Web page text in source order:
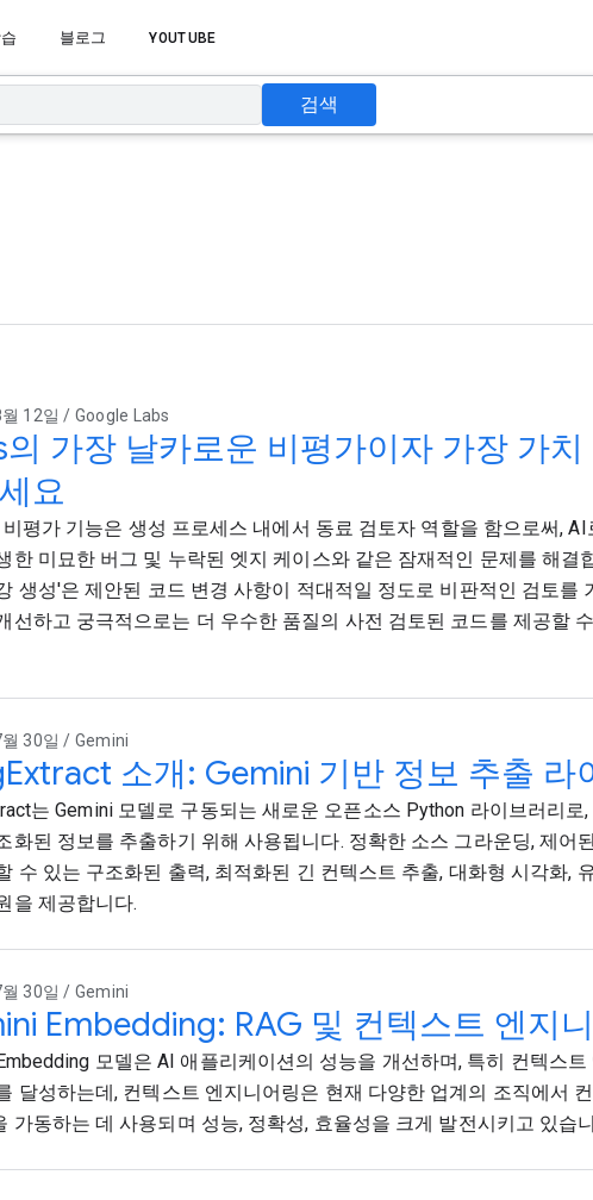
블로그 YOUTUBE
검색
12일 / Google Labs
의 가장 날카로운 비평가이자 가장 가
요
평가 기능은 생성 프로세스 내에서 동료 검토자 역할을 함으로써, AI
한 미묘한 버그 및 누락된 엣지 케이스와 같은 잠재적인 문제를 해결
생성'은 제안된 코드 변경 사항이 적대적일 정도로 비판적인 검토를
선하고 궁극적으로는 더 우수한 품질의 사전 검토된 코드를 제공할
30일 / Gemini
소개: Gemini 기반 정보 추출 라
는 Gemini 모델로 구동되는 새로운 오픈소스 Python 라이브러리로
화된 정보를 추출하기 위해 사용됩니다. 정확한 소스 그라운딩, 제어
수 있는 구조화된 출력, 최적화된 긴 컨텍스트 추출, 대화형 시각화,
을 제공합니다.
30일 / Gemini
Embedding: RAG 및 컨텍스트 엔지
모델은 AI 애플리케이션의 성능을 개선하며, 특히 컨텍스트
달성하는데, 컨텍스트 엔지니어링은 현재 다양한 업계의 조직에서
가동하는 데 사용되며 성능, 정확성, 효율성을 크게 발전시키고 있습